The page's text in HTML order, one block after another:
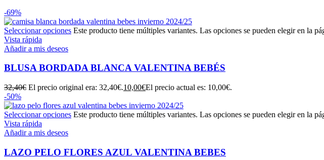
-69%
Seleccionar opciones Este producto tiene múltiples variantes. Las opciones se pueden elegir en la
Vista rápida
Añadir a mis deseos
BLUSA BORDADA BLANCA VALENTINA BEBÉS
32,40€ El precio original era: 32,40€.10,00€El precio actual es: 10,00€.
-50%
Seleccionar opciones Este producto tiene múltiples variantes. Las opciones se pueden elegir en la
Vista rápida
Añadir a mis deseos
LAZO PELO FLORES AZUL VALENTINA BEBES